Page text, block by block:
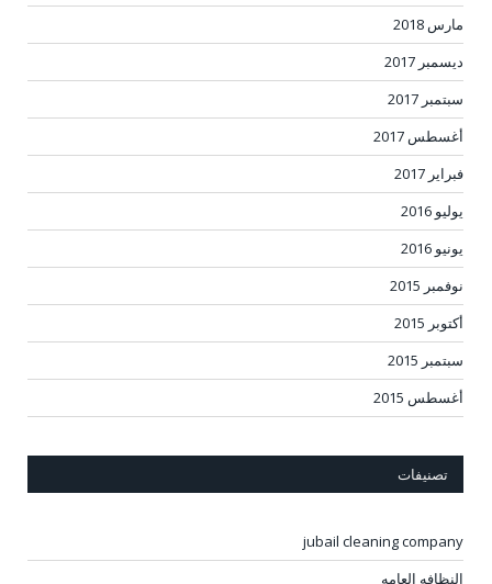
مارس 2018
ديسمبر 2017
سبتمبر 2017
أغسطس 2017
فبراير 2017
يوليو 2016
يونيو 2016
نوفمبر 2015
أكتوبر 2015
سبتمبر 2015
أغسطس 2015
تصنيفات
jubail cleaning company
النظافه العامه